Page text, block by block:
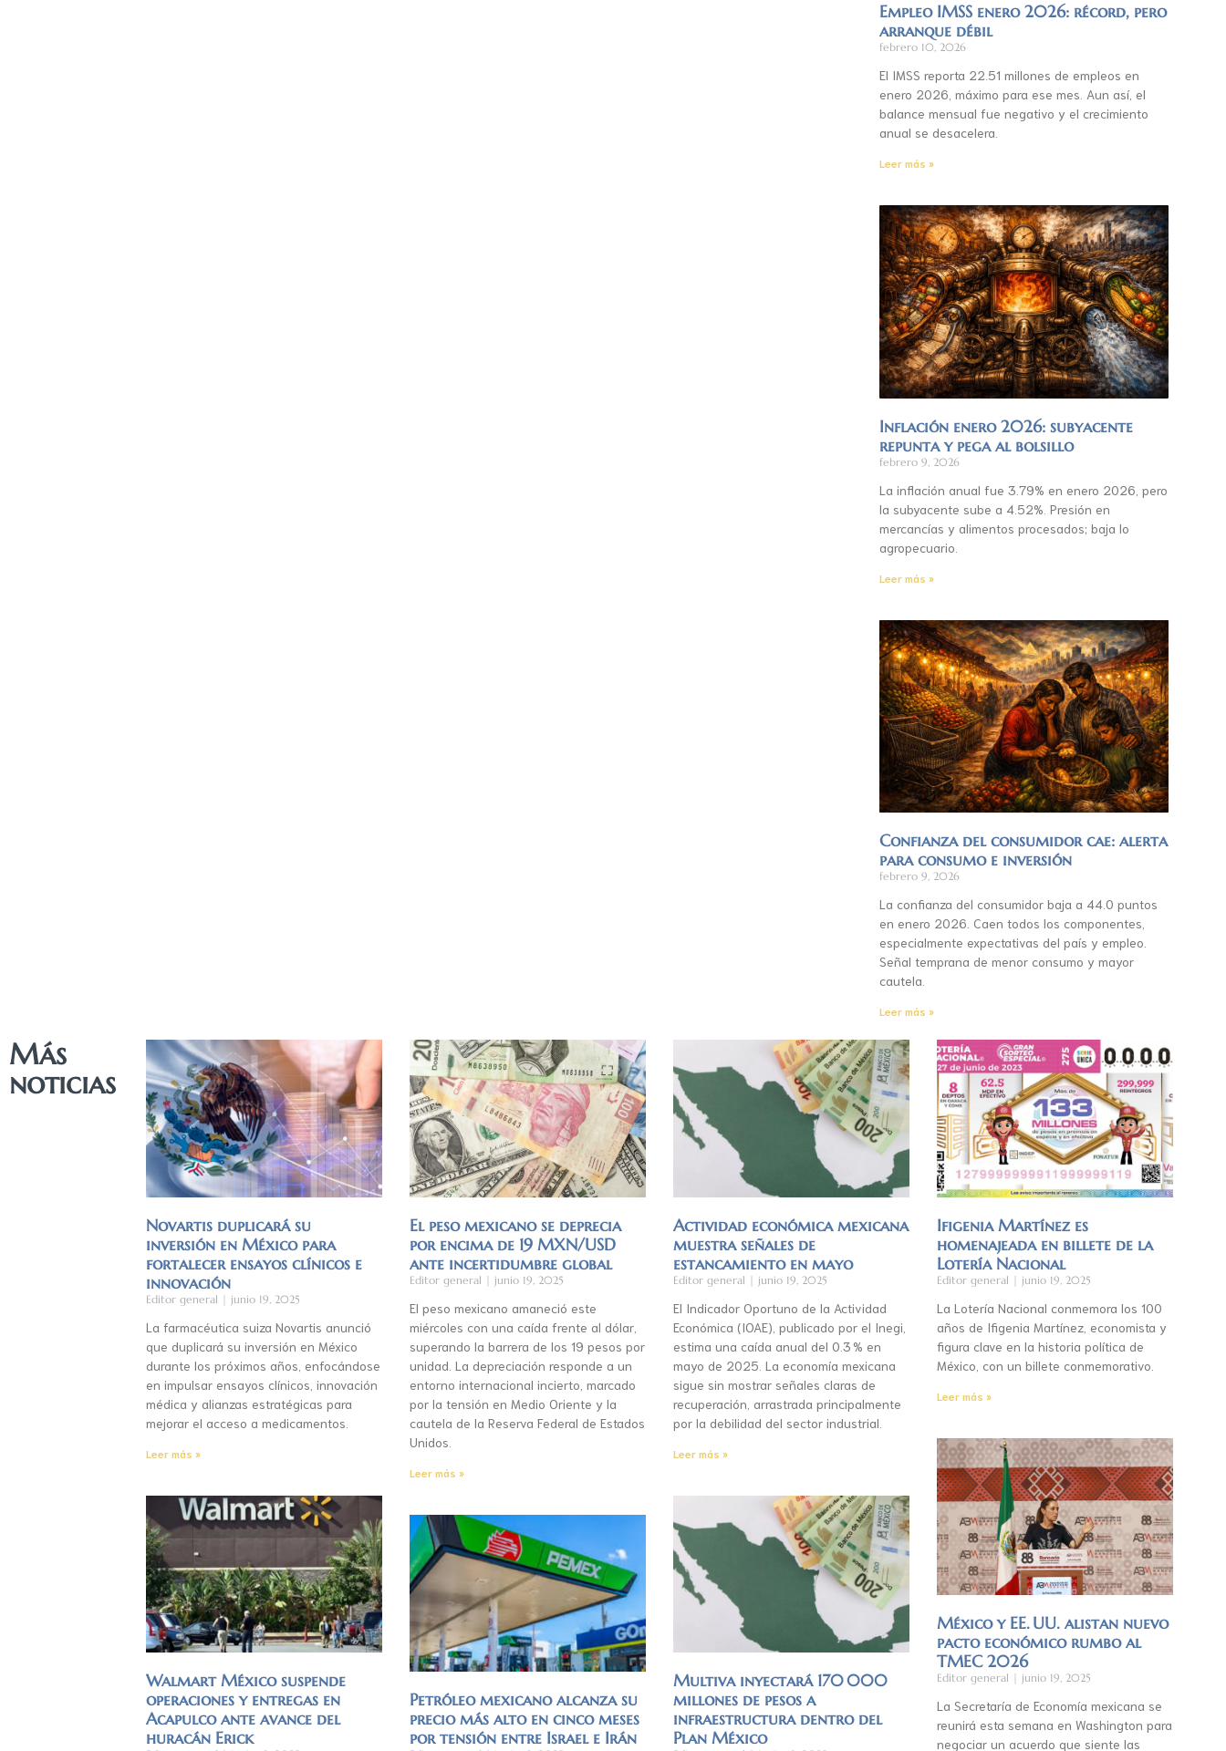
Empleo IMSS enero 2026: récord, pero
arranque débil
febrero 10, 2026
El IMSS reporta 22.51 millones de empleos en
enero 2026, máximo para ese mes. Aun así, el
balance mensual fue negativo y el crecimiento
anual se desacelera.
Leer más »
Inflación enero 2026: subyacente
repunta y pega al bolsillo
febrero 9, 2026
La inflación anual fue 3.79% en enero 2026, pero
la subyacente sube a 4.52%. Presión en
mercancías y alimentos procesados; baja lo
agropecuario.
Leer más »
Confianza del consumidor cae: alerta
para consumo e inversión
febrero 9, 2026
La confianza del consumidor baja a 44.0 puntos
en enero 2026. Caen todos los componentes,
especialmente expectativas del país y empleo.
Señal temprana de menor consumo y mayor
cautela.
Leer más »
Más
noticias
Novartis duplicará su
inversión en México para
fortalecer ensayos clínicos e
innovación
Editor general junio 19, 2025
La farmacéutica suiza Novartis anunció
que duplicará su inversión en México
durante los próximos años, enfocándose
en impulsar ensayos clínicos, innovación
médica y alianzas estratégicas para
mejorar el acceso a medicamentos.
Leer más »
El peso mexicano se deprecia
por encima de 19 MXN/USD
ante incertidumbre global
Editor general junio 19, 2025
El peso mexicano amaneció este
miércoles con una caída frente al dólar,
superando la barrera de los 19 pesos por
unidad. La depreciación responde a un
entorno internacional incierto, marcado
por la tensión en Medio Oriente y la
cautela de la Reserva Federal de Estados
Unidos.
Leer más »
Actividad económica mexicana
muestra señales de
estancamiento en mayo
Editor general junio 19, 2025
El Indicador Oportuno de la Actividad
Económica (IOAE), publicado por el Inegi,
estima una caída anual del 0.3 % en
mayo de 2025. La economía mexicana
sigue sin mostrar señales claras de
recuperación, arrastrada principalmente
por la debilidad del sector industrial.
Leer más »
Ifigenia Martínez es
homenajeada en billete de la
Lotería Nacional
Editor general junio 19, 2025
La Lotería Nacional conmemora los 100
años de Ifigenia Martínez, economista y
figura clave en la historia política de
México, con un billete conmemorativo.
Leer más »
Walmart México suspende
operaciones y entregas en
Acapulco ante avance del
huracán Erick
Petróleo mexicano alcanza su
precio más alto en cinco meses
por tensión entre Israel e Irán
Multiva inyectará 170 000
millones de pesos a
infraestructura dentro del
Plan México
México y EE. UU. alistan nuevo
pacto económico rumbo al
TMEC 2026
Editor general junio 19, 2025
La Secretaría de Economía mexicana se
reunirá esta semana en Washington para
negociar un acuerdo que siente las